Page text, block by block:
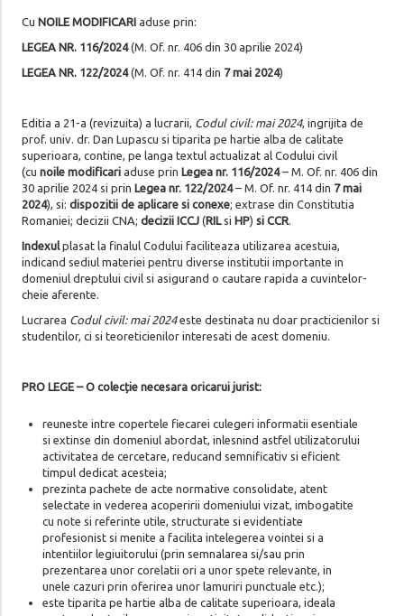
Cu NOILE MODIFICARIaduse prin:
LEGEA NR. 116/2024(M. Of. nr. 406 din 30 aprilie 2024)
LEGEA NR. 122/2024(M. Of. nr. 414 din 7 mai 2024)
Editia a 21-a (revizuita) a lucrarii, Codul civil: mai 2024, ingrijita de
prof. univ. dr. Dan Lupascu si tiparita pe hartie alba de calitate
superioara, contine, pe langa textul actualizat al Codului civil
(cu noile modificariaduse prin Legea nr. 116/2024– M. Of. nr. 406 din
30 aprilie 2024 si prin Legea nr. 122/2024– M. Of. nr. 414 din 7 mai
2024), si: dispozitii de aplicare si conexe; extrase din Constitutia
Romaniei; decizii CNA; decizii ICCJ (RIL si HP) si CCR.
Indexul plasat la finalul Codului faciliteaza utilizarea acestuia,
indicand sediul materiei pentru diverse institutii importante in
domeniul dreptului civil si asigurand o cautare rapida a cuvintelor-
cheie aferente.
Lucrarea Codul civil: mai 2024este destinata nu doar practicienilor si
studentilor, ci si teoreticienilor interesati de acest domeniu.
PRO LEGE – O colecție necesara oricarui jurist:
reuneste intre copertele fiecarei culegeri informatii esentiale
si extinse din domeniul abordat, inlesnind astfel utilizatorului
activitatea de cercetare, reducand semnificativ si eficient
timpul dedicat acesteia;
prezinta pachete de acte normative consolidate, atent
selectate in vederea acoperirii domeniului vizat, imbogatite
cu note si referinte utile, structurate si evidentiate
profesionist si menite a facilita intelegerea vointei si a
intentiilor legiuitorului (prin semnalarea si/sau prin
prezentarea unor corelatii ori a unor spete relevante, in
unele cazuri prin oferirea unor lamuriri punctuale etc.);
este tiparita pe hartie alba de calitate superioara, ideala